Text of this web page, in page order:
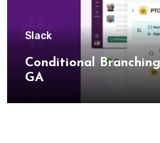
Slack
Conditional
GA